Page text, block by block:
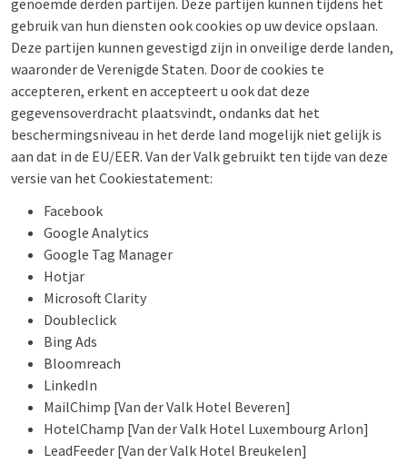
genoemde derden partijen. Deze partijen kunnen tijdens het
gebruik van hun diensten ook cookies op uw device opslaan.
Deze partijen kunnen gevestigd zijn in onveilige derde landen,
waaronder de Verenigde Staten. Door de cookies te
accepteren, erkent en accepteert u ook dat deze
gegevensoverdracht plaatsvindt, ondanks dat het
beschermingsniveau in het derde land mogelijk niet gelijk is
aan dat in de EU/EER. Van der Valk gebruikt ten tijde van deze
versie van het Cookiestatement:
Facebook
Google Analytics
Google Tag Manager
Hotjar
Microsoft Clarity
Doubleclick
Bing Ads
Bloomreach
LinkedIn
MailChimp [Van der Valk Hotel Beveren]
HotelChamp [Van der Valk Hotel Luxembourg Arlon]
LeadFeeder [Van der Valk Hotel Breukelen]